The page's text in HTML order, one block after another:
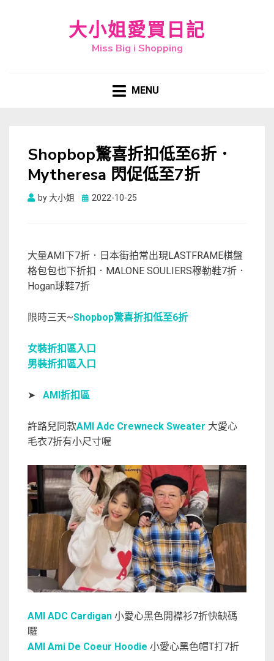
大小姐愛買日記
Miss Big i Shopping
MENU
Shopbop驚喜折扣低至6折．
Mytheresa 閃促低至7折
by大小姐
Posted
2022-10-25
大量AMI下7折．日本街拍常出現LASTFRAME棋盤
格包包也下折扣．MALONE SOULIERS穆勒鞋7折．
Hogan球鞋7折
限時三天~Shopbop驚喜折扣低至6折
女裝折扣區入口
男裝折扣區入口
➤ AMI折扣區
許路兒同款AMI Adc Crewneck Sweater 大愛心
毛衣7折有小尺寸喔
AMI ADC Cardigan 小愛心黑色開襟衫7折快缺碼
囉
AMI Ami De Coeur Hoodie 小愛心黑色帽T打7折